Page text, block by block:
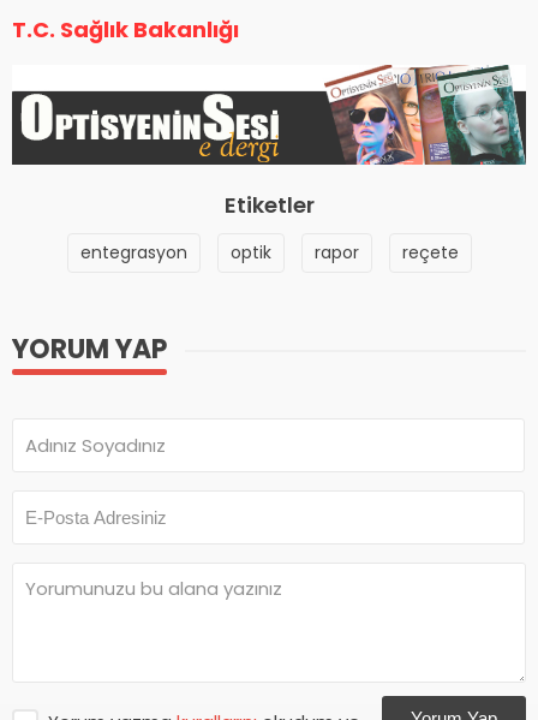
T.C. Sağlık Bakanlığı
Etiketler
entegrasyon optik rapor reçete
YORUM YAP